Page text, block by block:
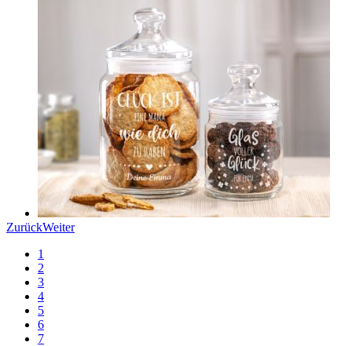
ZurückWeiter
1
2
3
4
5
6
7